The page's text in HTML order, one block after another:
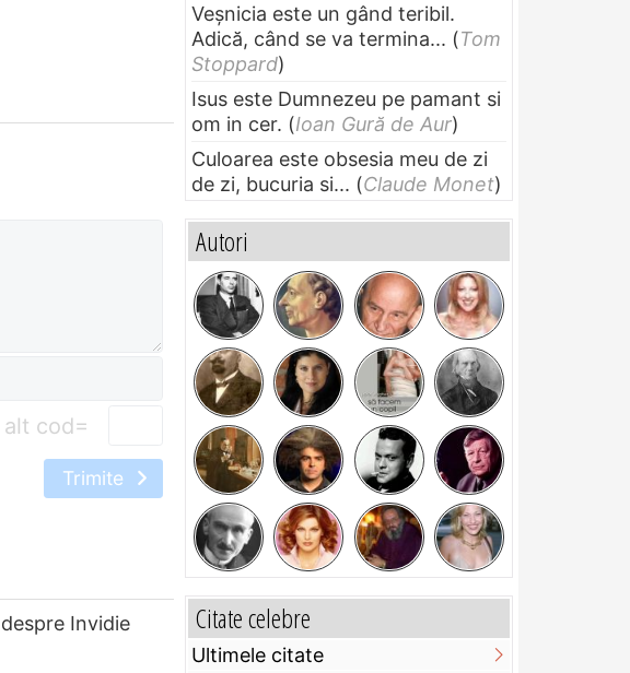
=
Trimite
Invidie
Veșnicia este un gând teribil.
Adică, când se va termina... (Tom
Stoppard)
Isus este Dumnezeu pe pamant si
om in cer. (Ioan Gură de Aur)
Culoarea este obsesia meu de zi
de zi, bucuria si... (Claude Monet)
Autori
Citate celebre
Ultimele citate